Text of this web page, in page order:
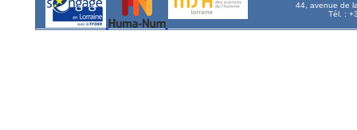
44, avenue de
Tél. :